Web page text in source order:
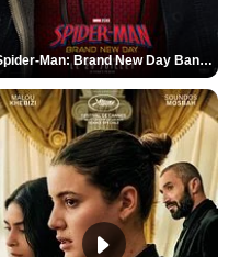
Spider-Man: Brand New Day Bande-annonce VO STFR